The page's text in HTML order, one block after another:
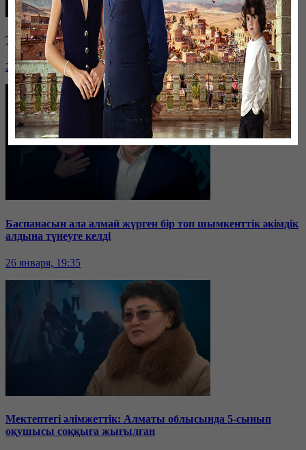
Таразда ТЭЦ қызметкерлері жалақы көтеруді талап етті
26 января, 19:36
Баспанасын ала алмай жүрген бір топ шымкенттік әкімдік
алдына түнеуге келді
26 января, 19:35
Мектептегі әлімжеттік: Алматы облысында 5-сынып
оқушысы соққыға жығылған